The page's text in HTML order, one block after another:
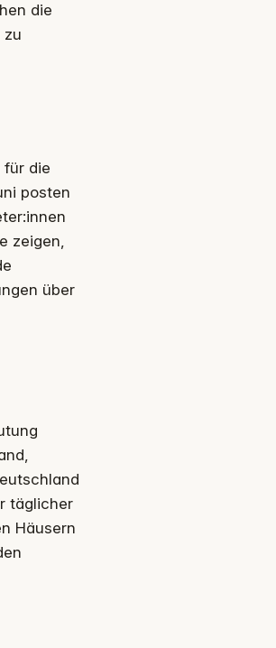
die
zu
für die
posten
zeigen,
über
täglicher
Häusern